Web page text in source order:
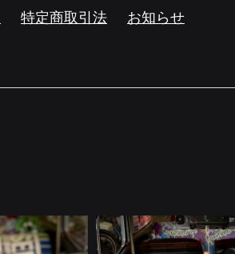
特定商取引法
お知らせ